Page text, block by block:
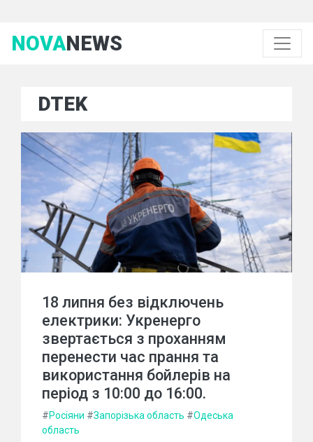
NOVANEWS
DTEK
18 липня без відключень
електрики: Укренерго
звертається з проханням
перенести час прання та
використання бойлерів на
період з 10:00 до 16:00.
#Росіяни #Запорізька область #Одеська
область